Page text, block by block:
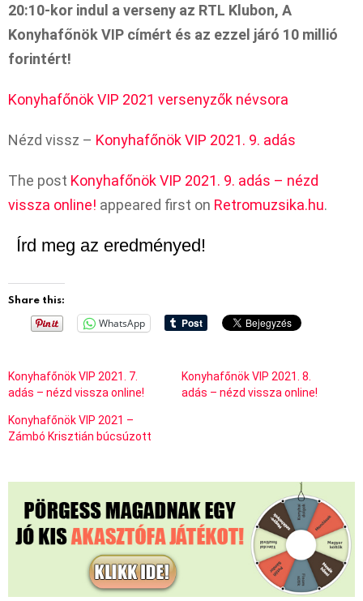
20:10-kor indul a verseny az RTL Klubon, A
Konyhafőnök VIP címért és az ezzel járó 10 millió
forintért!
Konyhafőnök VIP 2021 versenyzők névsora
Nézd vissz – Konyhafőnök VIP 2021. 9. adás
The post Konyhafőnök VIP 2021. 9. adás – nézd
vissza online! appeared first on Retromuzsika.hu.
Írd meg az eredményed!
Share this:
WhatsApp
Konyhafőnök VIP 2021. 7.
adás – nézd vissza online!
Konyhafőnök VIP 2021. 8.
adás – nézd vissza online!
Konyhafőnök VIP 2021 –
Zámbó Krisztián búcsúzott